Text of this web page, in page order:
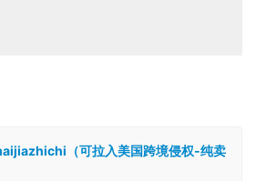
（可拉入美国跨境侵权-纯卖